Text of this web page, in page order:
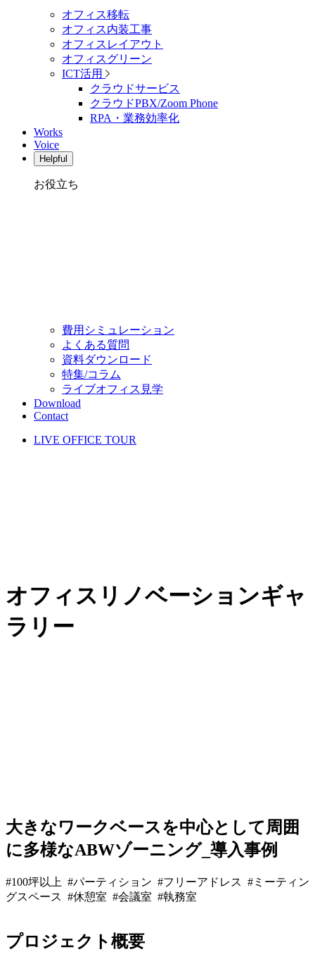
オフィス移転
オフィス内装工事
オフィスレイアウト
オフィスグリーン
ICT活用
クラウドサービス
クラウドPBX/Zoom Phone
RPA・業務効率化
Works
Voice
Helpful
お役立ち
費用シミュレーション
よくある質問
資料ダウンロード
特集/コラム
ライブオフィス見学
Download
Contact
LIVE OFFICE TOUR
オフィスリノベーションギャ
ラリー
大きなワークベースを中心として周囲
に多様なABWゾーニング_導入事例
#100坪以上 #パーティション #フリーアドレス #ミーティン
グスペース #休憩室 #会議室 #執務室
プロジェクト概要